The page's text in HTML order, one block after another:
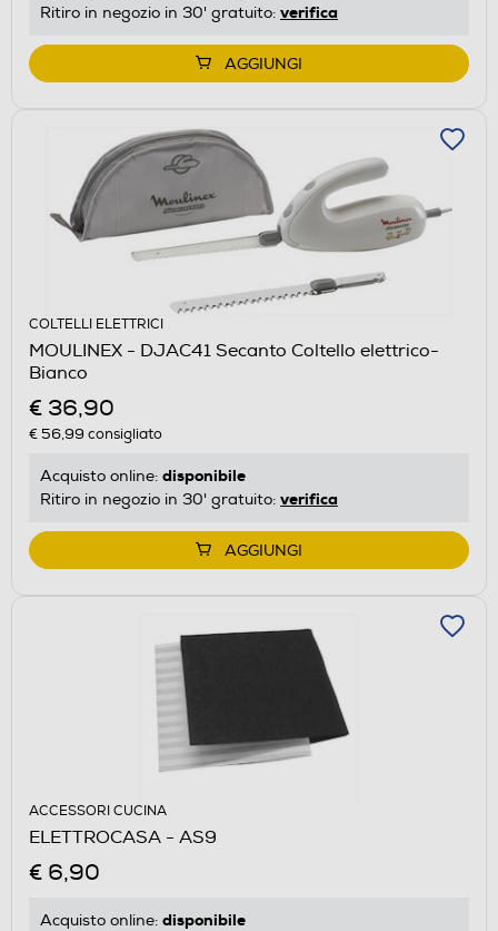
Ritiro in negozio in 30' gratuito: verifica
AGGIUNGI
COLTELLI ELETTRICI
MOULINEX - DJAC41 Secanto Coltello elettrico-
Bianco
€ 36,90
€ 56,99 consigliato
Acquisto online: disponibile
Ritiro in negozio in 30' gratuito: verifica
AGGIUNGI
ACCESSORI CUCINA
ELETTROCASA - AS9
€ 6,90
Acquisto online: disponibile